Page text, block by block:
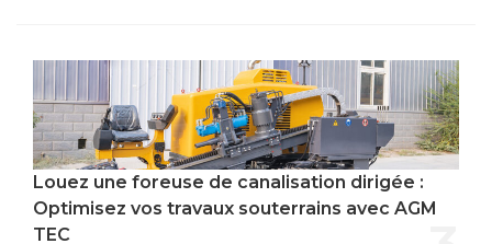
Louez une foreuse de canalisation dirigée :
Optimisez vos travaux souterrains avec AGM
TEC